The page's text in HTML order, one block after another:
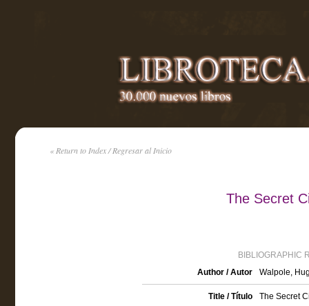
« Return to Index / Regresar al Inicio
The Secret
BIBLIOGRAPHIC
Author / Autor
Walpole,
Title / Título The Secret